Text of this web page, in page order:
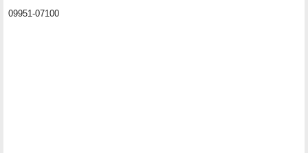
09951-07100